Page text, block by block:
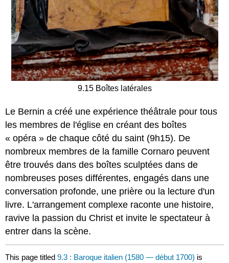
9.15 Boîtes latérales
Le Bernin a créé une expérience théâtrale pour tous
les membres de l'église en créant des boîtes
« opéra » de chaque côté du saint (9h15). De
nombreux membres de la famille Cornaro peuvent
être trouvés dans des boîtes sculptées dans de
nombreuses poses différentes, engagés dans une
conversation profonde, une prière ou la lecture d'un
livre. L'arrangement complexe raconte une histoire,
ravive la passion du Christ et invite le spectateur à
entrer dans la scène.
This page titled9.3 : Baroque italien (1580 — début 1700) is